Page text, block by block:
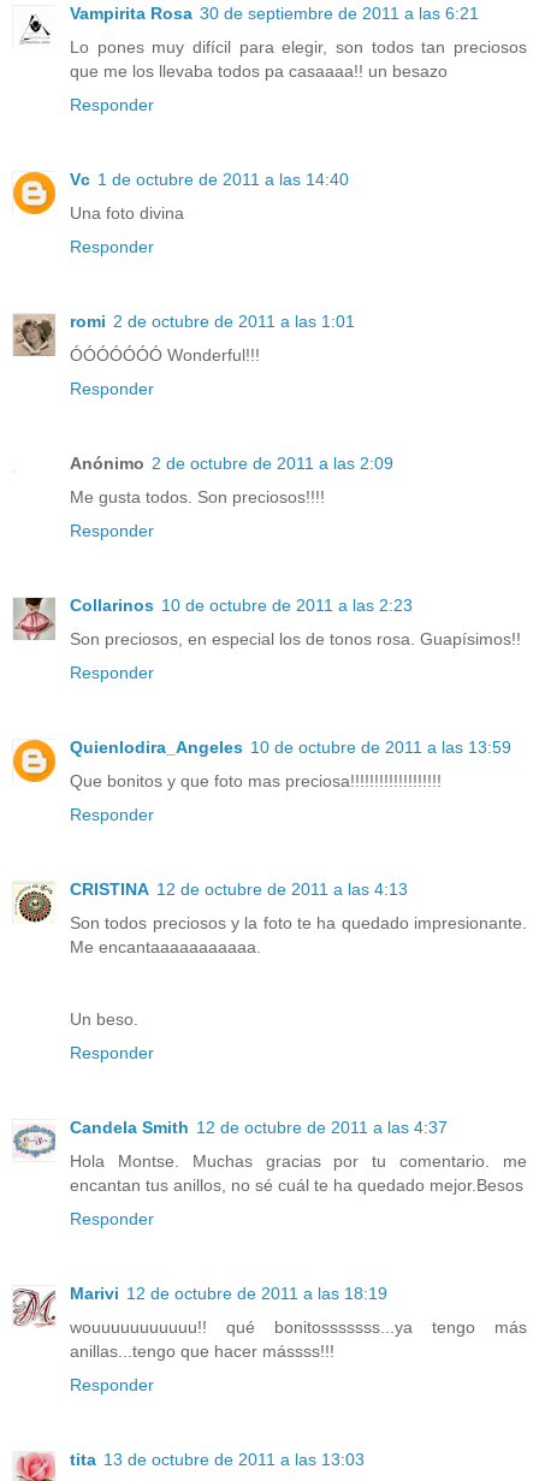
Vampirita Rosa 30 de septiembre de 2011 a las 6:21
Lo pones muy difícil para elegir, son todos tan preciosos
que me los llevaba todos pa casaaaa!! un besazo
Responder
Vc 1 de octubre de 2011 a las 14:40
Una foto divina
Responder
romi 2 de octubre de 2011 a las 1:01
ÓÓÓÓÓÓÓ Wonderful!!!
Responder
Anónimo 2 de octubre de 2011 a las 2:09
Me gusta todos. Son preciosos!!!!
Responder
Collarinos 10 de octubre de 2011 a las 2:23
Son preciosos, en especial los de tonos rosa. Guapísimos!!
Responder
Quienlodira_Angeles 10 de octubre de 2011 a las 13:59
Que bonitos y que foto mas preciosa!!!!!!!!!!!!!!!!!!!
Responder
CRISTINA 12 de octubre de 2011 a las 4:13
Son todos preciosos y la foto te ha quedado impresionante.
Me encantaaaaaaaaaaa.
Un beso.
Responder
Candela Smith 12 de octubre de 2011 a las 4:37
Hola Montse. Muchas gracias por tu comentario. me
encantan tus anillos, no sé cuál te ha quedado mejor.Besos
Responder
Marivi 12 de octubre de 2011 a las 18:19
wouuuuuuuuuuu!! qué bonitosssssss...ya tengo más
anillas...tengo que hacer mássss!!!
Responder
tita 13 de octubre de 2011 a las 13:03